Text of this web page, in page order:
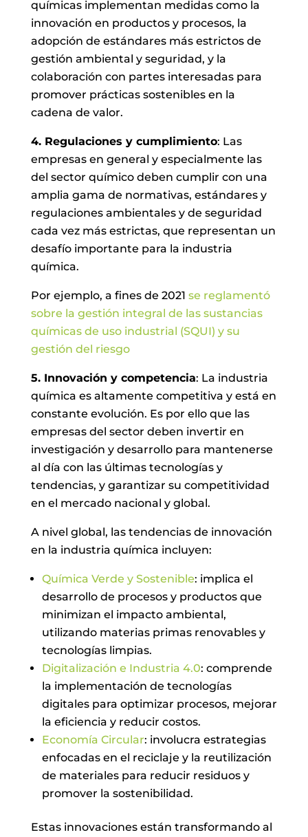
químicas implementan medidas como la
innovación en productos y procesos, la
adopción de estándares más estrictos de
gestión ambiental y seguridad, y la
colaboración con partes interesadas para
promover prácticas sostenibles en la
cadena de valor.
4. Regulaciones y cumplimiento: Las
empresas en general y especialmente las
del sector químico deben cumplir con una
amplia gama de normativas, estándares y
regulaciones ambientales y de seguridad
cada vez más estrictas, que representan un
desafío importante para la industria
química.
Por ejemplo, a fines de 2021 se reglamentó
sobre la gestión integral de las sustancias
químicas de uso industrial (SQUI) y su
gestión del riesgo
5. Innovación y competencia: La industria
química es altamente competitiva y está en
constante evolución. Es por ello que las
empresas del sector deben invertir en
investigación y desarrollo para mantenerse
al día con las últimas tecnologías y
tendencias, y garantizar su competitividad
en el mercado nacional y global.
A nivel global, las tendencias de innovación
en la industria química incluyen:
Química Verde y Sostenible: implica el
desarrollo de procesos y productos que
minimizan el impacto ambiental,
utilizando materias primas renovables y
tecnologías limpias.
Digitalización e Industria 4.0: comprende
la implementación de tecnologías
digitales para optimizar procesos, mejorar
la eficiencia y reducir costos.
Economía Circular: involucra estrategias
enfocadas en el reciclaje y la reutilización
de materiales para reducir residuos y
promover la sostenibilidad.
Estas innovaciones están transformando al